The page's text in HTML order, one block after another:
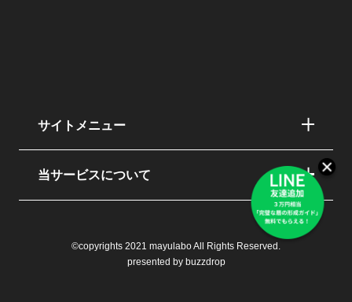
サイトメニュー
当サービスについて
©copyrights 2021 mayulabo All Rights Reserved.
presented by buzzdrop